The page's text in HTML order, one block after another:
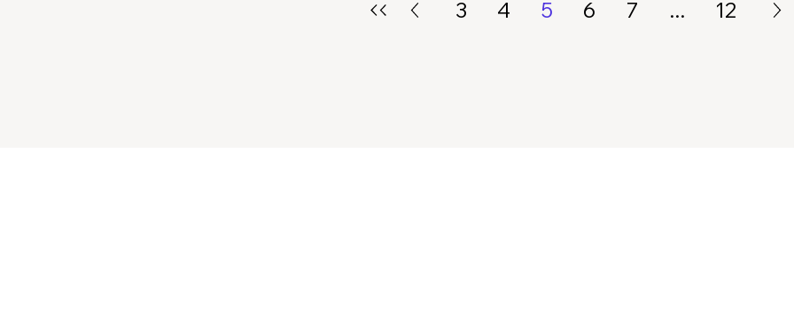
3 4 5 6 7 ... 12